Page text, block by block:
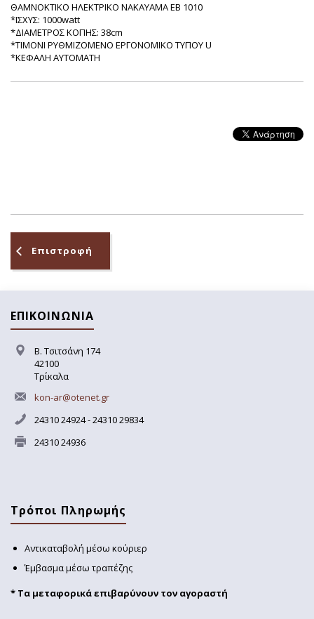
ΘΑΜΝΟΚΤΙΚΟ ΗΛΕΚΤΡΙΚΟ ΝΑΚΑΥΑΜΑ ΕΒ 1010
*ΙΣΧΥΣ: 1000watt
*ΔΙΑΜΕΤΡΟΣ ΚΟΠΗΣ: 38cm
*ΤΙΜΟΝΙ ΡΥΘΜΙΖΟΜΕΝΟ ΕΡΓΟΝΟΜΙΚΟ ΤΥΠΟΥ U
*ΚΕΦΑΛΗ ΑΥΤΟΜΑΤΗ
Επιστροφή
ΕΠΙΚΟΙΝΩΝΙΑ
Β. Τσιτσάνη 174
42100
Τρίκαλα
kon-ar@otenet.gr
24310 24924 - 24310 29834
24310 24936
Τρόποι Πληρωμής
Αντικαταβολή μέσω κούριερ
Έμβασμα μέσω τραπέζης
* Τα μεταφορικά επιβαρύνουν τον αγοραστή